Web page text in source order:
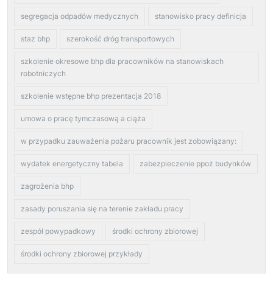
segregacja odpadów medycznych stanowisko pracy definicja
staz bhp szerokość dróg transportowych
szkolenie okresowe bhp dla pracowników na stanowiskach
robotniczych
szkolenie wstępne bhp prezentacja 2018
umowa o pracę tymczasową a ciąża
w przypadku zauważenia pożaru pracownik jest zobowiązany:
wydatek energetyczny tabela zabezpieczenie ppoż budynków
zagrożenia bhp
zasady poruszania się na terenie zakładu pracy
zespół powypadkowy środki ochrony zbiorowej
środki ochrony zbiorowej przykłady